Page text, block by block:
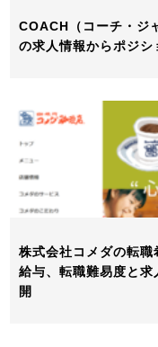
COACH（コーチ・ジ
の求人情報からポジシ
株式会社コメダの転職
給与、転職難易度と
開